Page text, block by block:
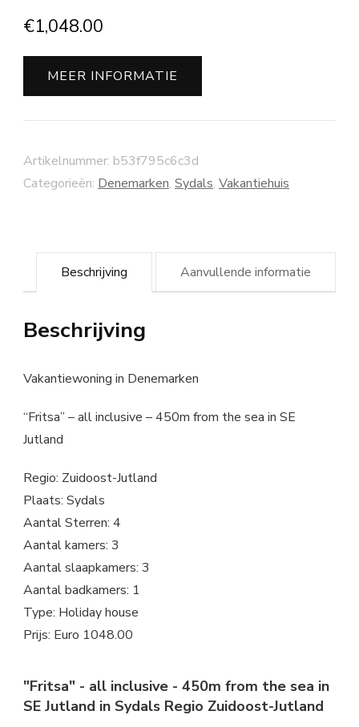
€1,048.00
MEER INFORMATIE
Artikelnummer: b53f795c6c3d
Categorieën: Denemarken, Sydals, Vakantiehuis
Beschrijving Aanvullende informatie
Beschrijving
Vakantiewoning in Denemarken
“Fritsa” – all inclusive – 450m from the sea in SE
Jutland
Regio: Zuidoost-Jutland
Plaats: Sydals
Aantal Sterren: 4
Aantal kamers: 3
Aantal slaapkamers: 3
Aantal badkamers: 1
Type: Holiday house
Prijs: Euro 1048.00
"Fritsa" - all inclusive - 450m from the sea in
SE Jutland in Sydals Regio Zuidoost-Jutland